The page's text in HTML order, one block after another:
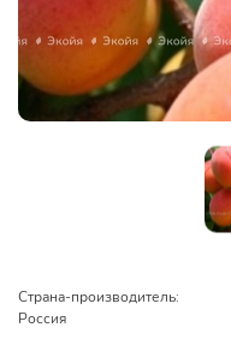
Страна-производитель:
Россия